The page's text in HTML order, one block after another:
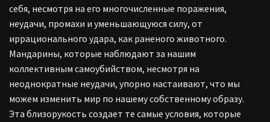
себя, несмотря на его многочисленные поражения,
неудачи, промахи и уменьшающуюся силу, от
иррационального удара, как раненого животного.
Мандарины, которые наблюдают за нашим
коллективным самоубийством, несмотря на
неоднократные неудачи, упорно настаивают, что мы
можем изменить мир по нашему собственному образу.
Эта близорукость создает те самые условия, которые